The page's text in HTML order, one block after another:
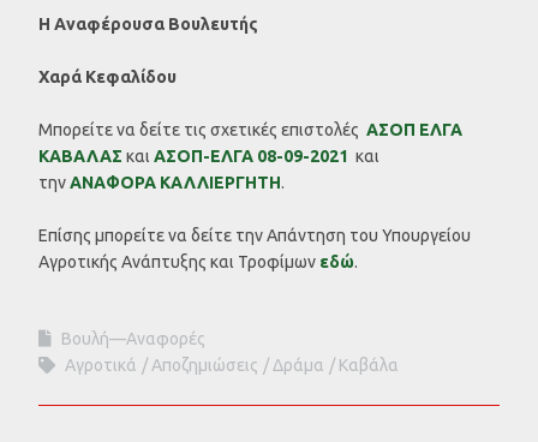
Η Αναφέρουσα Βουλευτής
Χαρά Κεφαλίδου
Μπορείτε να δείτε τις σχετικές επιστολές ΑΣΟΠ ΕΛΓΑ
ΚΑΒΑΛΑΣ και ΑΣΟΠ-ΕΛΓΑ 08-09-2021 και
τηνΑΝΑΦΟΡΑ ΚΑΛΛΙΕΡΓΗΤΗ.
Επίσης μπορείτε να δείτε την Απάντηση του Υπουργείου
Αγροτικής Ανάπτυξης και Τροφίμων εδώ.
Βουλή—Αναφορές
Αγροτικά
Αποζημιώσεις Δράμα Καβάλα